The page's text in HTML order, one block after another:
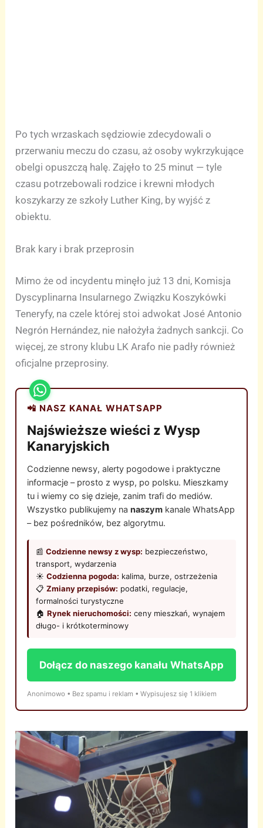
Po tych wrzaskach sędziowie zdecydowali o
przerwaniu meczu do czasu, aż osoby wykrzykujące
obelgi opuszczą halę. Zajęło to 25 minut — tyle
czasu potrzebowali rodzice i krewni młodych
koszykarzy ze szkoły Luther King, by wyjść z
obiektu.
Brak kary i brak przeprosin
Mimo że od incydentu minęło już 13 dni, Komisja
Dyscyplinarna Insularnego Związku Koszykówki
Teneryfy, na czele której stoi adwokat José Antonio
Negrón Hernández, nie nałożyła żadnych sankcji. Co
więcej, ze strony klubu LK Arafo nie padły również
oficjalne przeprosiny.
📲 NASZ KANAŁ WHATSAPP
Najświeższe wieści z Wysp
Kanaryjskich
Codzienne newsy, alerty pogodowe i praktyczne
informacje – prosto z wysp, po polsku. Mieszkamy
tu i wiemy co się dzieje, zanim trafi do mediów.
Wszystko publikujemy nanaszym kanale WhatsApp
– bez pośredników, bez algorytmu.
📰Codzienne newsy z wysp: bezpieczeństwo,
transport, wydarzenia
☀️Codzienna pogoda: kalima, burze, ostrzeżenia
📋Zmiany przepisów: podatki, regulacje,
formalności turystyczne
🏠Rynek nieruchomości: ceny mieszkań, wynajem
długo- i krótkoterminowy
Dołącz do naszego kanału WhatsApp
Anonimowo • Bez spamu i reklam • Wypisujesz się 1 klikiem